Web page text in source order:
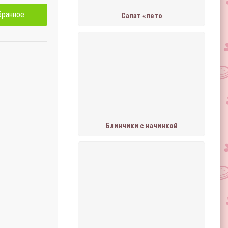
Салат «лето
Блинчики с начинкой